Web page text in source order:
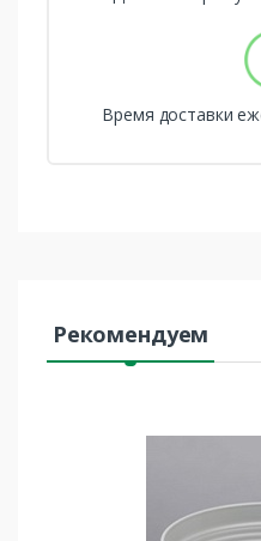
Время доставки
Рекомендуем